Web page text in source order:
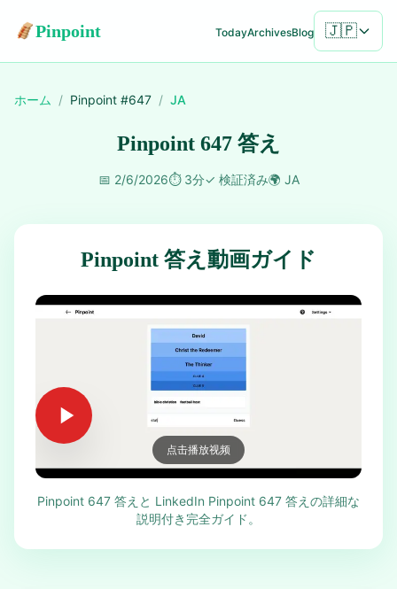
Pinpoint TodayArchivesBlog 🇯🇵
ホーム / Pinpoint #647 / JA
Pinpoint 647 答え
📅 2/6/2026⏱️ 3分✓ 検証済み🌍 JA
Pinpoint 答え動画ガイド
点击播放视频
Pinpoint 647 答えと LinkedIn Pinpoint 647 答えの詳細な
説明付き完全ガイド。